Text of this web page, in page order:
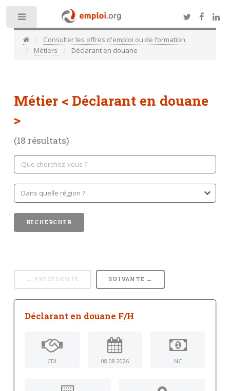
Consulter les offres d'emploi ou de formation
Métiers
Déclarant en douane
Métier < Déclarant en douane
>
(18 résultats)
← PRÉCÉDENTE SUIVANTE →
Déclarant en douane F/H
CDI 08-08-2026 NC
Toggle